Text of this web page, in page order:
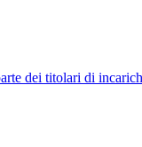
dei titolari di